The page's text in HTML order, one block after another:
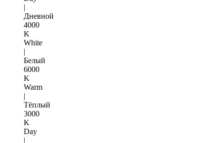
|
Дневной
4000
K
White
|
Белый
6000
K
Warm
|
Тёплый
3000
K
Day
|